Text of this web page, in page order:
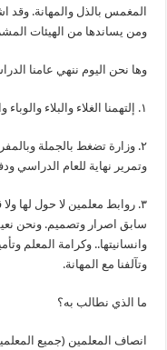
المغمس بالذل والمهانة. وقد
ومن يساندها من الهيئات
وها نحن اليوم ننهي عامنا
١. إلتهمنا الغلاء والبلاء والوباء والاشد ظلما سلطة اين منها تسلط الاعداء؟
٢. وزارة تضغط بالجملة
وتمرير نهاية للعام الدراسي
٣. روابط معلمين لا حول لها
سابق اصرار وتصميم. ونحن
وانسانيتها.. وكرامة المعلم
وتآلفنا مع المهانة.
ما الذي نطالب به؟
انصاف المعلمين (جميع